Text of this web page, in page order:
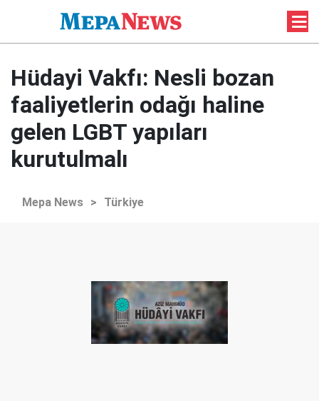
Hüdayi Vakfı: Nesli bozan
faaliyetlerin odağı haline
gelen LGBT yapıları
kurutulmalı
Mepa News > Türkiye